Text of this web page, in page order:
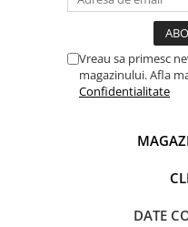
Vreau sa primesc
magazinului. Afla
Confidentialitate
DATE